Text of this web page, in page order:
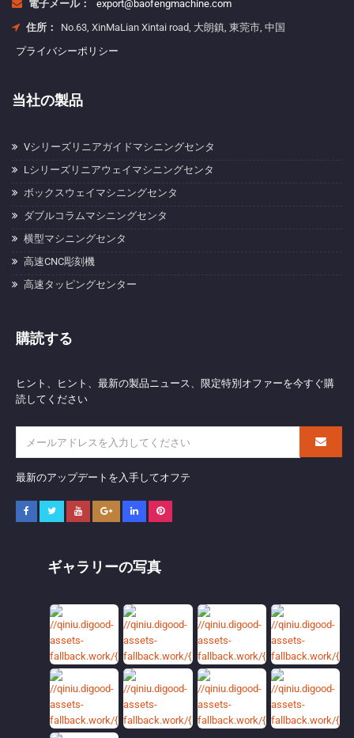
電子メール：
export@baofengmachine.com
住所：
No.63, XinMaLian Xintai road, 大朗鎮, 東莞市, 中国
プライバシーポリシー
当社の製品
Vシリーズリニアガイドマシニングセンタ
Lシリーズリニアウェイマシニングセンタ
ボックスウェイマシニングセンタ
ダブルコラムマシニングセンタ
横型マシニングセンタ
高速CNC彫刻機
高速タッピングセンター
購読する
ヒント、ヒント、最新の製品ニュース、限定特別オファーを今すぐ購
読してください
最新のアップデートを入手してオフテ
ギャラリーの写真